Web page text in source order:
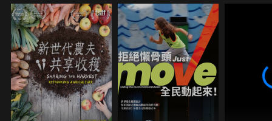
己在少女時期，也曾被送往以虐待和折磨孩子為「教
育」手段的普羅沃峽谷學校，如今，她積極提倡兒童
權利法案。根據《紐約時報》的最新估計，仍有數以
萬計的兒童被強迫待在這些機構中。